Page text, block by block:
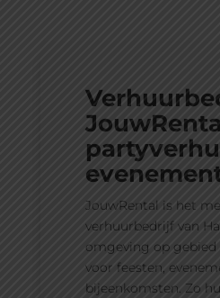
JouwRental is het
verhuurbedrijf van
omgeving op gebied
voor feesten,
bijeenkomsten. Zo